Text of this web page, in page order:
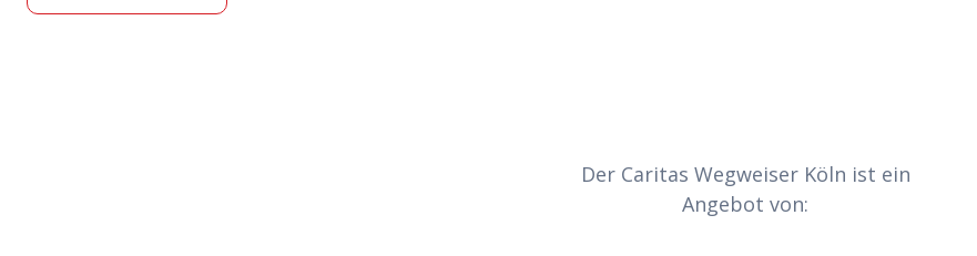
Der Caritas Wegweiser Köln ist ein
Angebot von: